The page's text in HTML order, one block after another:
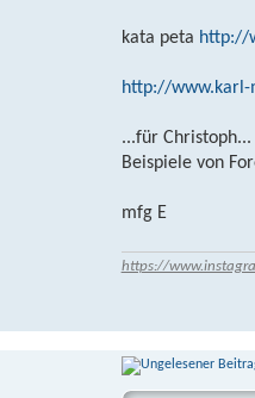
kata peta http://
http://www.karl-
...für Christoph...
Beispiele von
mfg E
https://